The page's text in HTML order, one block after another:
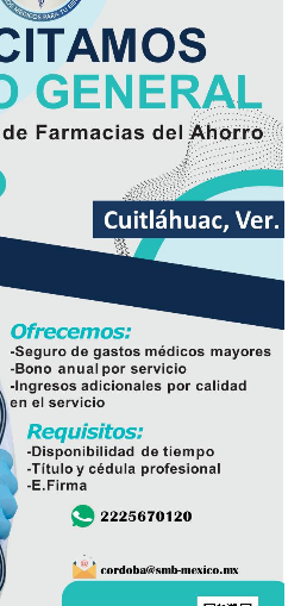
recomienda a la
de ríos y arroyos
su entorno por posibles
de laderas.
precaución por disminución de
urbanos, viento arrachado,
granizadas en áreas de
negativos.